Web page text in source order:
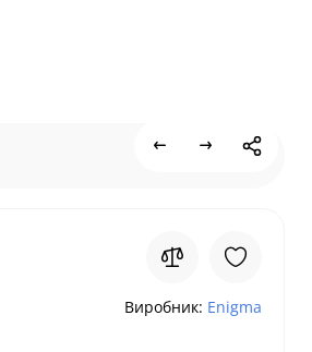
Виробник: Enigma